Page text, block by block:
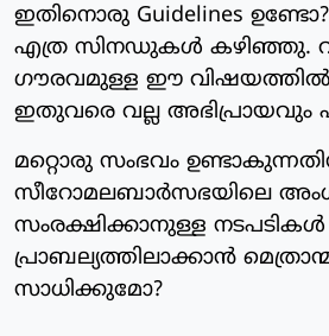
ഇതിനൊരു Guidelines
എത്ര സിനഡുകള്‍ കഴിഞ്ഞു.
ഗൗരവമുള്ള ഈ വിഷയത്തില്‍
ഇതുവരെ വല്ല അഭിപ്രായവും
മറ്റൊരു സംഭവം
സീറോമലബാര്‍സഭയിലെ
സംരക്ഷിക്കാനുള്ള നടപടികള്‍
പ്രാബല്യത്തിലാക്കാന്‍
സാധിക്കുമോ?